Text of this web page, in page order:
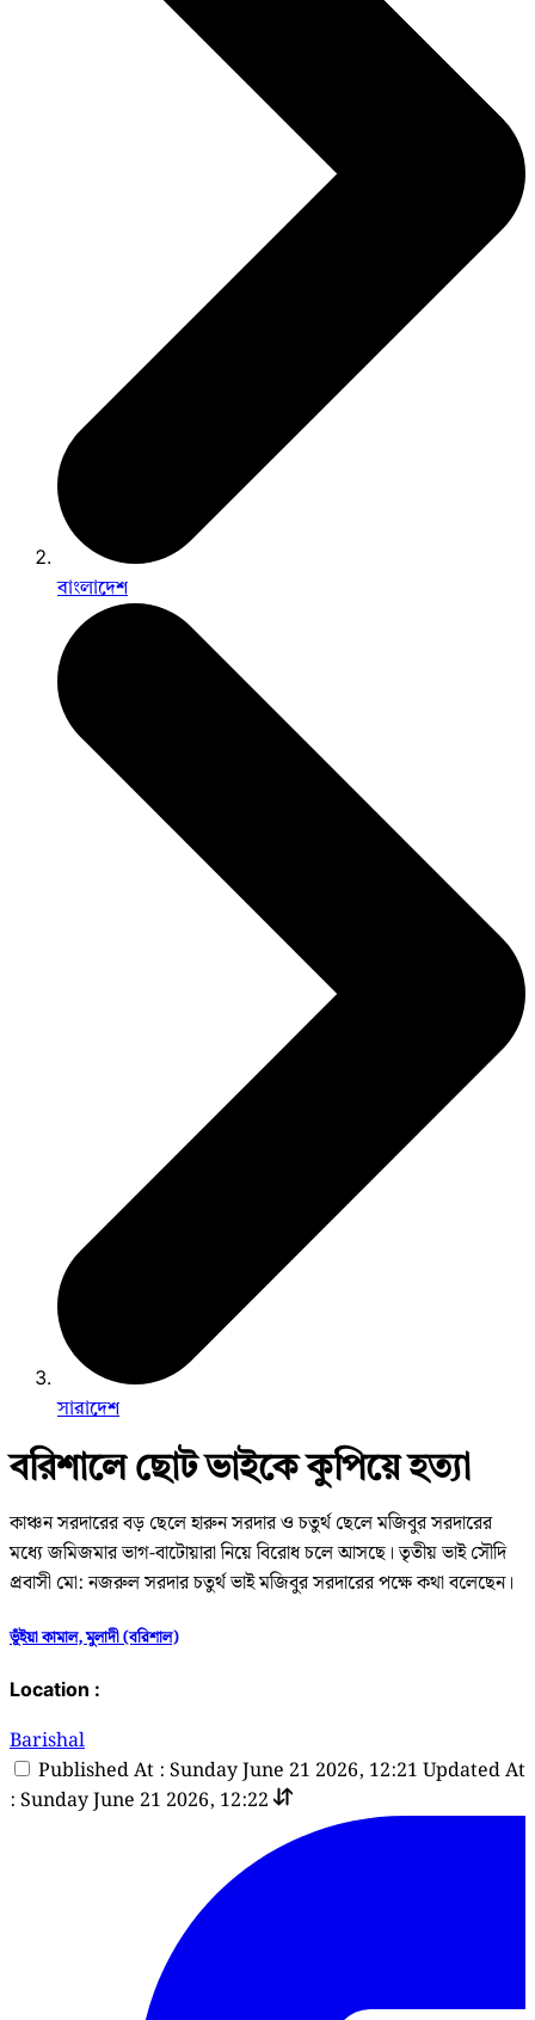
বাংলাদেশ
সারাদেশ
বরিশালে ছোট ভাইকে কুপিয়ে হত্যা
কাঞ্চন সরদারের বড় ছেলে হারুন সরদার ও চতুর্থ ছেলে মজিবুর সরদারের
মধ্যে জমিজমার ভাগ-বাটোয়ারা নিয়ে বিরোধ চলে আসছে। তৃতীয় ভাই সৌদি
প্রবাসী মো: নজরুল সরদার চতুর্থ ভাই মজিবুর সরদারের পক্ষে কথা বলেছেন।
ভূঁইয়া কামাল, মুলাদী (বরিশাল)
Location :
Barishal
Published At : Sunday June 21 2026, 12:21 Updated At
: Sunday June 21 2026, 12:22